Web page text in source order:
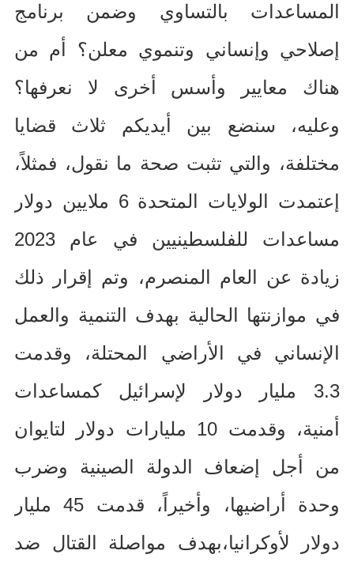
المساعدات بالتساوي وضمن برنامج
إصلاحي وإنساني وتنموي معلن؟ أم من
هناك معايير وأسس أخرى لا نعرفها؟
وعليه، سنضع بين أيديكم ثلاث قضايا
مختلفة، والتي تثبت صحة ما نقول، فمثلاً،
إعتمدت الولايات المتحدة6 ملايين دولار
مساعدات للفلسطينيين في عام 2023
زيادة عن العام المنصرم، وتم إقرار ذلك
في موازنتها الحالية بهدف التنمية والعمل
الإنساني في الأراضي المحتلة، وقدمت
3.3
مليار دولار لإسرائيل كمساعدات
أمنية، وقدمت 10 مليارات دولار لتايوان
من أجل إضعاف الدولة الصينية وضرب
وحدة أراضيها، وأخيراً، قدمت 45
مليار
دولار لأوكرانيا،بهدف مواصلة القتال ضد